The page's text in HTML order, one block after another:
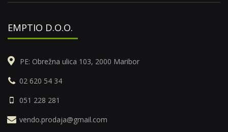
EMPTIO D.O.O.
PE: Obrežna ulica 103, 2000 Maribor
02 620 54 34
051 228 281
vendo.prodaja@gmail.com